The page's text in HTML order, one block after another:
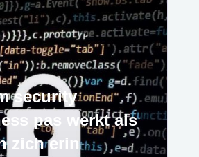
security
pas werkt als
zich erin